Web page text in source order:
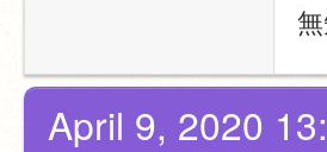
April 9, 2020